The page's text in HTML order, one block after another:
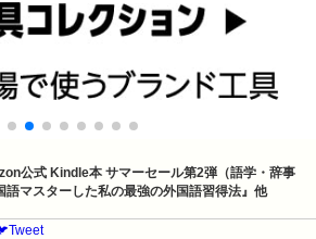
公式 Kindle本 サマーセール第2弾（語学・辞事
マスターした私の最強の外国語習得法』他